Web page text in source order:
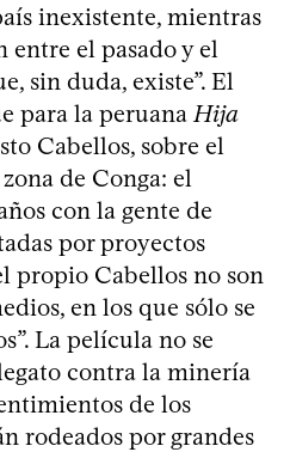
inexistente, mientras
entre el pasado y el
sin duda, existe”. El
para la peruanaHija
Cabellos, sobre el
de Conga: el
con la gente de
por proyectos
propio Cabellos no son
en los que sólo se
La película no se
contra la minería
de los
rodeados por grandes